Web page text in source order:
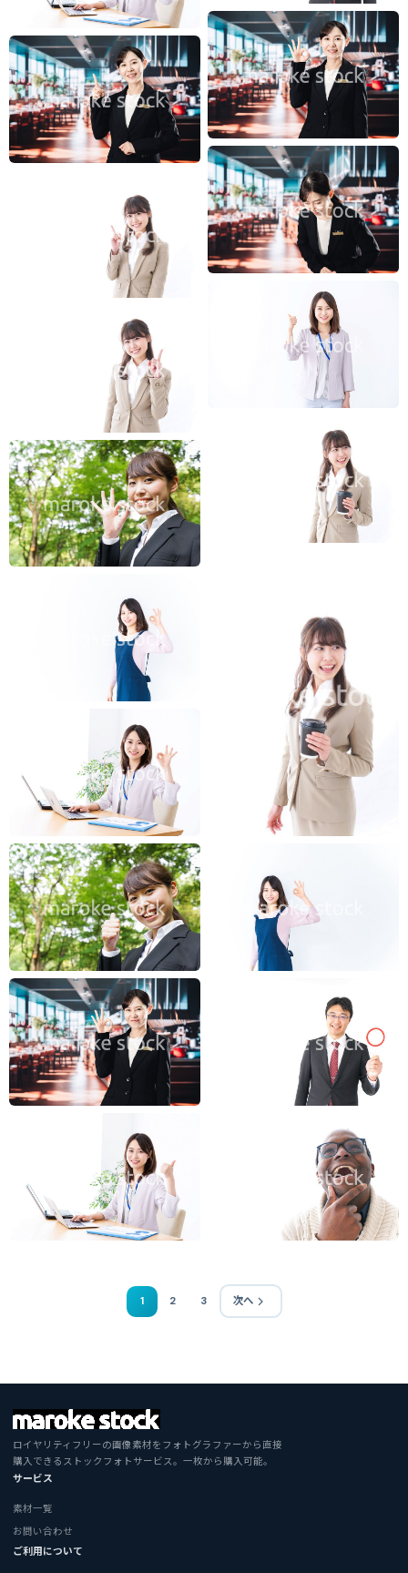
1 2 3 次へ
ロイヤリティフリーの画像素材をフォトグラファーから直接
購入できるストックフォトサービス。一枚から購入可能。
サービス
素材一覧
お問い合わせ
ご利用について